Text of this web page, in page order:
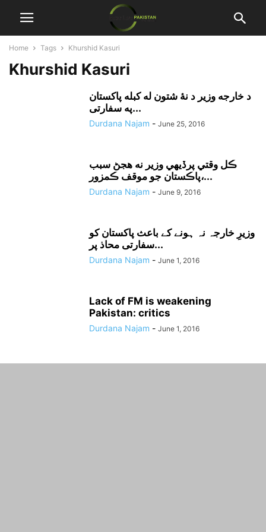
Home Tags Khurshid Kasuri
Khurshid Kasuri
د خارجه وزير د نۀ شتون له کبله پاکستان
په سفارتى...
Durdana Najam - June 25, 2016
ڪل وقتي پرڏيهي وزير نه هجڻ سبب
پاڪستان جو موقف ڪمزور،...
Durdana Najam - June 9, 2016
وزیرِ خارجہ نہ ہونے کے باعث پاکستان کو
سفارتی محاذ پر...
Durdana Najam - June 1, 2016
Lack of FM is weakening
Pakistan: critics
Durdana Najam - June 1, 2016